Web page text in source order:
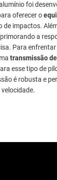
foi
oferecer o
impactos.
a
Para
transmissão
esse tipo de
é robusta e